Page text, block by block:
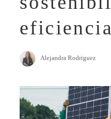
eficiencia
Alejandra Rodriguez